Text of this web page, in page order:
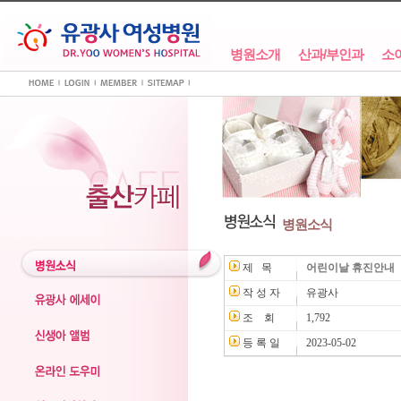
병원소개 산과/부인과 소
병원소식
제 목
어린이날 휴진안내
작 성 자
유광사
조 회
1,792
등 록 일
2023-05-02